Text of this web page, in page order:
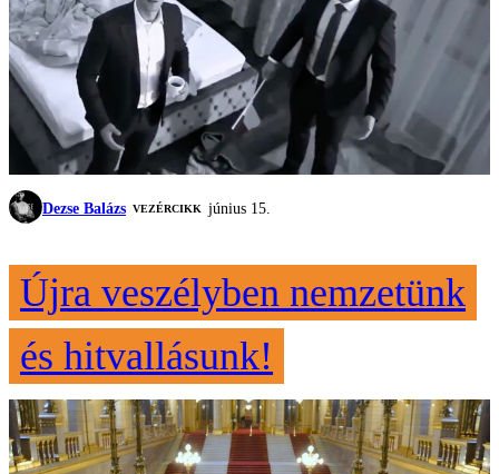
Dezse Balázs VEZÉRCIKK június 15.
Újra veszélyben nemzetünk
és hitvallásunk!